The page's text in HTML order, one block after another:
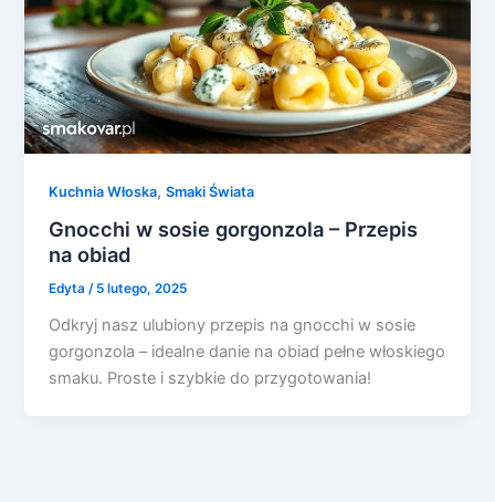
Kuchnia Włoska,Smaki Świata
Gnocchi w sosie gorgonzola – Przepis
na obiad
Edyta/ 5 lutego, 2025
Odkryj nasz ulubiony przepis na gnocchi w sosie
gorgonzola – idealne danie na obiad pełne włoskiego
smaku. Proste i szybkie do przygotowania!